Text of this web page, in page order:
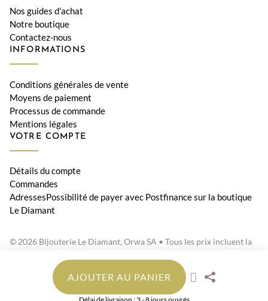
AJOUTER AU PANIER
Nos guides d'achat
Notre boutique
Contactez-nous
INFORMATIONS
Conditions générales de vente
Moyens de paiement
Processus de commande
Mentions légales
VOTRE COMPTE
Détails du compte
Commandes
AdressesPossibilité de payer avec Postfinance sur la boutique
Le Diamant
© 2026 Bijouterie Le Diamant, Orwa SA • Tous les prix incluent la